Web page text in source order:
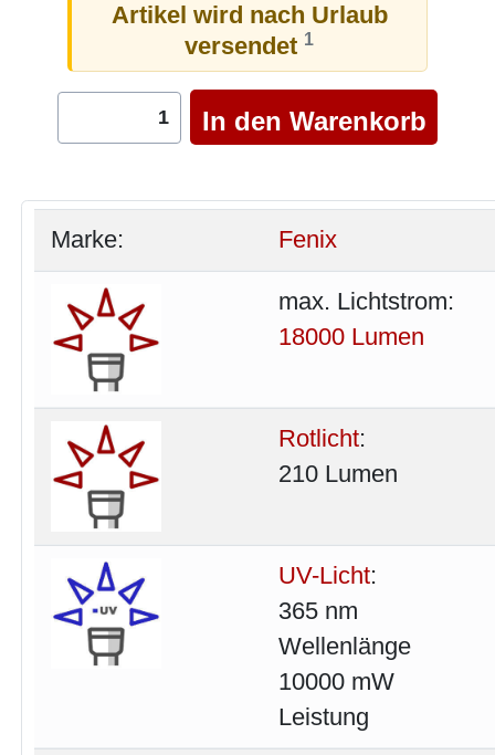
Artikel wird nach Urlaub
versendet 1
Marke: Fenix
max. Lichtstrom:
18000 Lumen
Rotlicht:
210 Lumen
UV-Licht:
365 nm
Wellenlänge
10000 mW
Leistung